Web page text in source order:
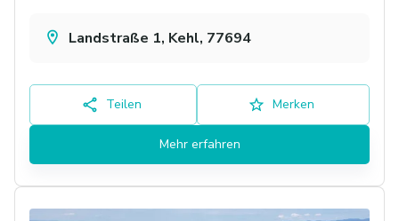
Landstraße 1, Kehl, 77694
Teilen Merken
Mehr erfahren